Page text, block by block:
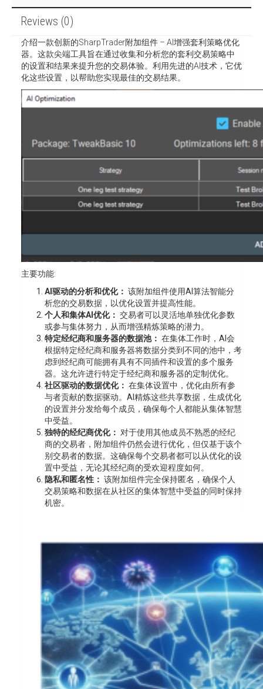
Reviews (0)
介绍一款创新的SharpTrader附加组件 – AI增强套利策略优化
器。这款尖端工具旨在通过收集和分析您的套利交易策略中
的设置和结果来提升您的交易体验。利用先进的AI技术，它优
化这些设置，以帮助您实现最佳的交易结果。
主要功能:
AI驱动的分析和优化： 该附加组件使用AI算法智能分
析您的交易数据，以优化设置并提高性能。
个人和集体AI优化： 交易者可以灵活地单独优化参数
或参与集体努力，从而增强精炼策略的潜力。
特定经纪商和服务器的数据池： 在集体工作时，AI会
根据特定经纪商和服务器将数据分类到不同的池中，考
虑到经纪商可能拥有具有不同插件和设置的多个服务
器。这允许进行特定于经纪商和服务器的定制优化。
社区驱动的数据优化： 在集体设置中，优化由所有参
与者贡献的数据驱动。AI精炼这些共享数据，生成优化
的设置并分发给每个成员，确保每个人都能从集体智慧
中受益。
独特的经纪商优化： 对于使用其他成员不熟悉的经纪
商的交易者，附加组件仍然会进行优化，但仅基于该个
别交易者的数据。这确保每个交易者都可以从优化的设
置中受益，无论其经纪商的受欢迎程度如何。
隐私和匿名性： 该附加组件完全保持匿名，确保个人
交易策略和数据在从社区的集体智慧中受益的同时保持
机密。